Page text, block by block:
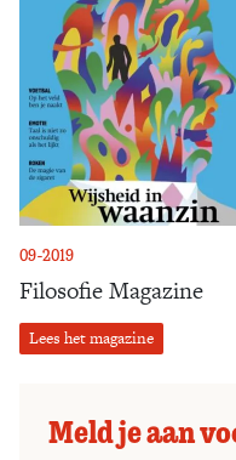
09-2019
Filosofie Magazine
Lees het magazine
Meld je aan